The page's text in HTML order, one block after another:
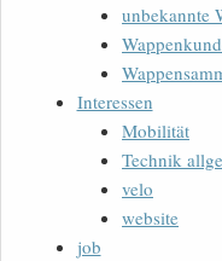
unbekannte
Interessen
Mobilität
Technik
velo
website
job